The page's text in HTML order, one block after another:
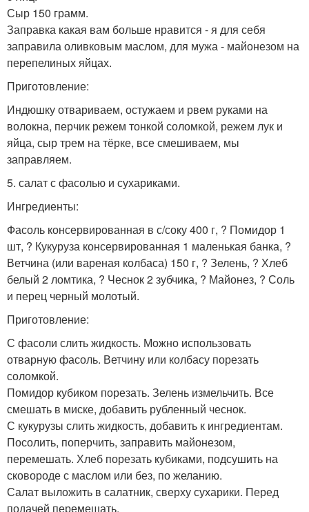
Сыр 150 грамм.
Заправка какая вам больше нравится - я для себя
заправила оливковым маслом, для мужа - майонезом на
перепелиных яйцах.
Приготовление:
Индюшку отвариваем, остужаем и рвем руками на
волокна, перчик режем тонкой соломкой, режем лук и
яйца, сыр трем на тёрке, все смешиваем, мы
заправляем.
5. салат с фасолью и сухариками.
Ингредиенты:
Фасоль консервированная в с/соку 400 г, ? Помидор 1
шт, ? Кукуруза консервированная 1 маленькая банка, ?
Ветчина (или вареная колбаса) 150 г, ? Зелень, ? Хлеб
белый 2 ломтика, ? Чеснок 2 зубчика, ? Майонез, ? Соль
и перец черный молотый.
Приготовление:
С фасоли слить жидкость. Можно использовать
отварную фасоль. Ветчину или колбасу порезать
соломкой.
Помидор кубиком порезать. Зелень измельчить. Все
смешать в миске, добавить рубленный чеснок.
С кукурузы слить жидкость, добавить к ингредиентам.
Посолить, поперчить, заправить майонезом,
перемешать. Хлеб порезать кубиками, подсушить на
сковороде с маслом или без, по желанию.
Салат выложить в салатник, сверху сухарики. Перед
подачей перемешать.